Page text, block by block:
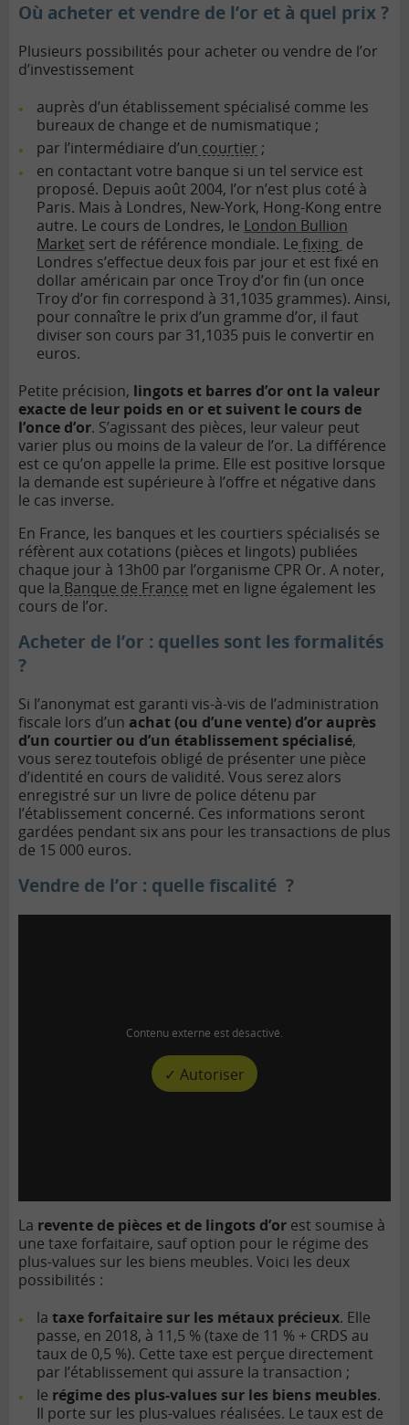
Où acheter et vendre de l’or et à quel prix ?
Plusieurs possibilités pour acheter ou vendre de l’or
d’investissement
auprès d’un établissement spécialisé comme les
bureaux de change et de numismatique ;
par l’intermédiaire d’un courtier ;
en contactant votre banque si un tel service est
proposé. Depuis août 2004, l’or n’est plus coté à
Paris. Mais à Londres, New-York, Hong-Kong entre
autre. Le cours de Londres, le London Bullion
Market sert de référence mondiale. Le fixing de
Londres s’effectue deux fois par jour et est fixé en
dollar américain par once Troy d’or fin (un once
Troy d’or fin correspond à 31,1035 grammes). Ainsi,
pour connaître le prix d’un gramme d’or, il faut
diviser son cours par 31,1035 puis le convertir en
euros.
Petite précision, lingots et barres d’or ont la valeur
exacte de leur poids en or et suivent le cours de
l’once d’or. S’agissant des pièces, leur valeur peut
varier plus ou moins de la valeur de l’or. La différence
est ce qu’on appelle la prime. Elle est positive lorsque
la demande est supérieure à l’offre et négative dans
le cas inverse.
En France, les banques et les courtiers spécialisés se
réfèrent aux cotations (pièces et lingots) publiées
chaque jour à 13h00 par l’organisme CPR Or. A noter,
que la Banque de France met en ligne également les
cours de l’or.
Acheter de l’or : quelles sont les formalités
?
Si l’anonymat est garanti vis-à-vis de l’administration
fiscale lors d’un achat (ou d’une vente) d’or auprès
d’un courtier ou d’un établissement spécialisé,
vous serez toutefois obligé de présenter une pièce
d’identité en cours de validité. Vous serez alors
enregistré sur un livre de police détenu par
l’établissement concerné. Ces informations seront
gardées pendant six ans pour les transactions de plus
de 15 000 euros.
Vendre de l’or : quelle fiscalité ?
Contenu externe est désactivé.
✓ Autoriser
La revente de pièces et de lingots d’or est soumise à
une taxe forfaitaire, sauf option pour le régime des
plus-values sur les biens meubles. Voici les deux
possibilités :
la taxe forfaitaire sur les métaux précieux. Elle
passe, en 2018, à 11,5 % (taxe de 11 % + CRDS au
taux de 0,5 %). Cette taxe est perçue directement
par l’établissement qui assure la transaction ;
le régime des plus-values sur les biens meubles.
Il porte sur les plus-values réalisées. Le taux est de